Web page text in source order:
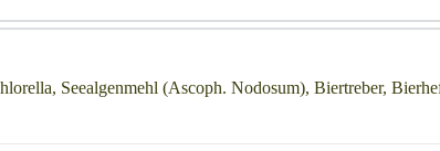
Seealgenmehl (Ascoph. Nodosum), Biertreber,